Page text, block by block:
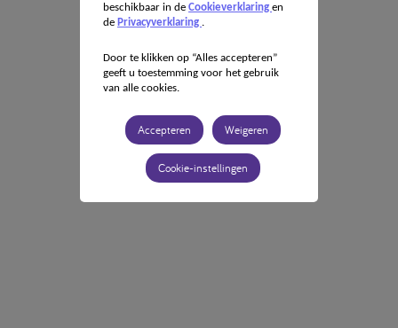
beschikbaar in de Cookieverklaring en
de Privacyverklaring .
Door te klikken op “Alles accepteren”
geeft u toestemming voor het gebruik
van alle cookies.
Accepteren Weigeren
Cookie-instellingen